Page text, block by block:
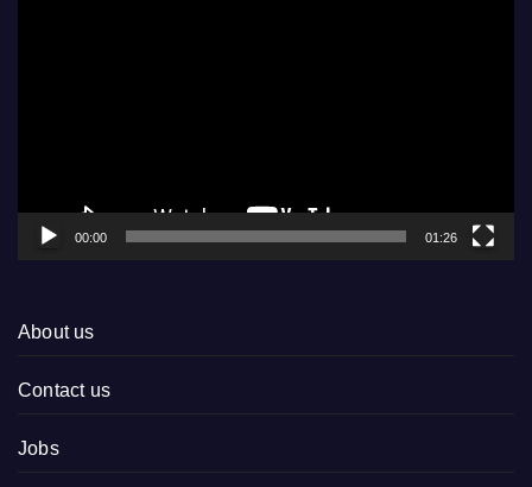
00:00 01:26
About us
Contact us
Jobs